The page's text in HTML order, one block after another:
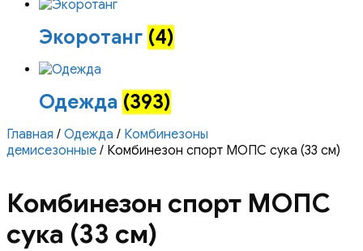
Экоротанг (4)
Одежда (393)
Главная / Одежда / Комбинезоны
демисезонные / Комбинезон спорт МОПС сука (33 см)
Комбинезон спорт МОПС
сука (33 см)